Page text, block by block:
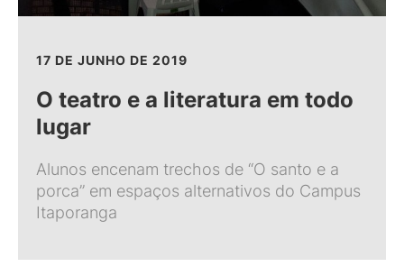
17 DE JUNHO DE 2019
O teatro e a literatura em todo
lugar
Alunos encenam trechos de “O santo e a
porca” em espaços alternativos do Campus
Itaporanga